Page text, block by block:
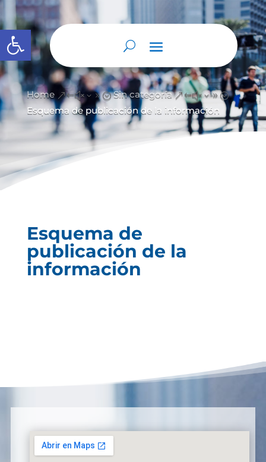
Abrir barra de herramientas
Home &#x39; Sin categoría &#x39;
Esquema de publicación de la información
Esquema de
publicación de la
información